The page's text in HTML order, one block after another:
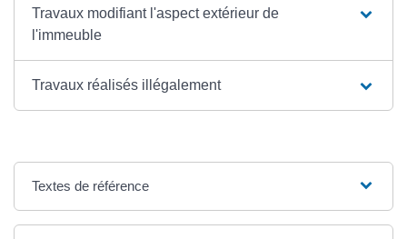
Travaux modifiant l'aspect extérieur de
l'immeuble
Travaux réalisés illégalement
Textes de référence